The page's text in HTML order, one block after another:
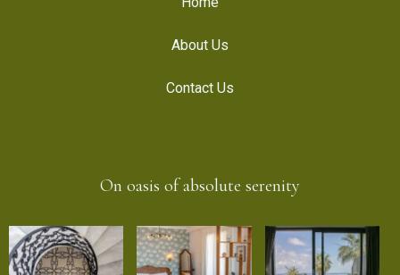
About Us
Contact Us
On oasis of absolute serenity